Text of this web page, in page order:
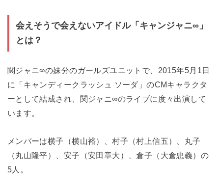
会えそうで会えないアイドル「キャンジャニ∞」
とは？
関ジャニ∞の妹分のガールズユニットで、2015年5月1日
に「キャンディークラッシュ ソーダ」のCMキャラクタ
ーとして結成され、関ジャニ∞のライブに度々出演して
います。
メンバーは横子（横山裕）、村子（村上信五）、丸子
（丸山隆平）、安子（安田章大）、倉子（大倉忠義）の
5人。